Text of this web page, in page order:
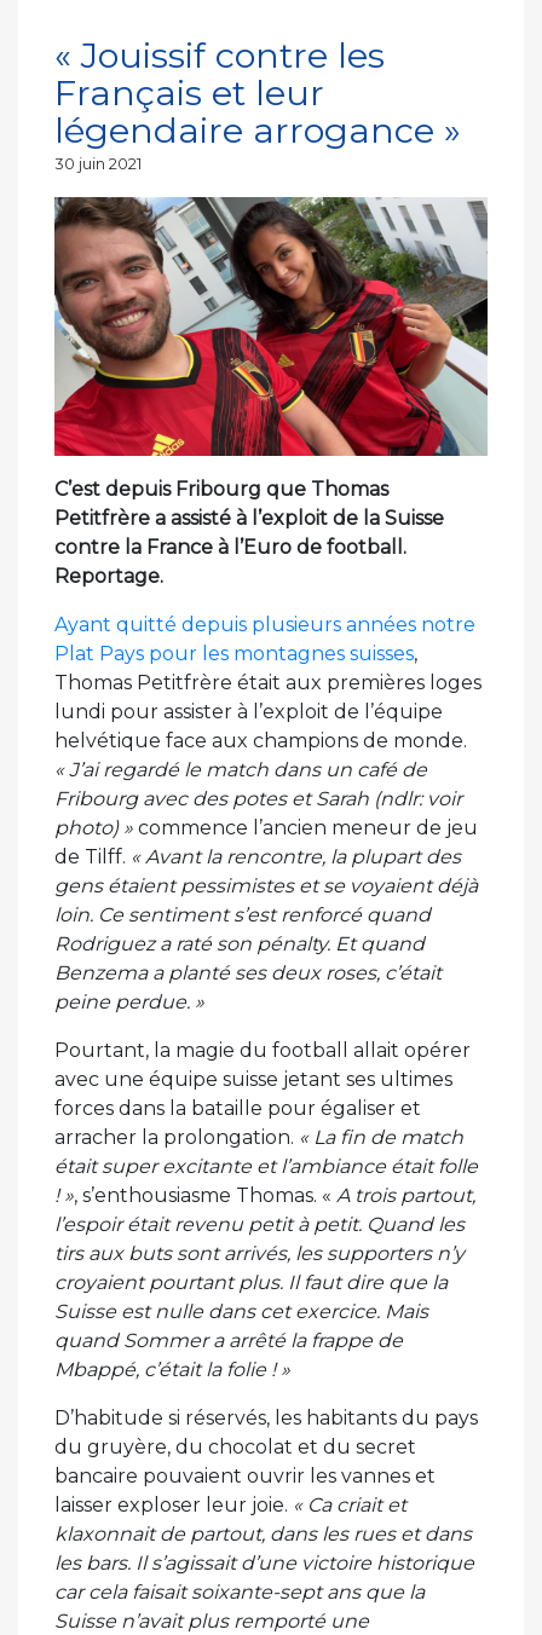
« Jouissif contre les
Français et leur
légendaire arrogance »
Publié
30 juin 2021
C’est depuis Fribourg que Thomas
Petitfrère a assisté à l’exploit de la Suisse
contre la France à l’Euro de football.
Reportage.
Ayant quitté depuis plusieurs années notre
Plat Pays pour les montagnes suisses,
Thomas Petitfrère était aux premières loges
lundi pour assister à l’exploit de l’équipe
helvétique face aux champions de monde.
« J’ai regardé le match dans un café de
Fribourg avec des potes et Sarah (ndlr: voir
photo) » commence l’ancien meneur de jeu
de Tilff. « Avant la rencontre, la plupart des
gens étaient pessimistes et se voyaient déjà
loin. Ce sentiment s’est renforcé quand
Rodriguez a raté son pénalty. Et quand
Benzema a planté ses deux roses, c’était
peine perdue. »
Pourtant, la magie du football allait opérer
avec une équipe suisse jetant ses ultimes
forces dans la bataille pour égaliser et
arracher la prolongation. « La fin de match
était super excitante et l’ambiance était folle
! », s’enthousiasme Thomas. « A trois partout,
l’espoir était revenu petit à petit. Quand les
tirs aux buts sont arrivés, les supporters n’y
croyaient pourtant plus. Il faut dire que la
Suisse est nulle dans cet exercice. Mais
quand Sommer a arrêté la frappe de
Mbappé, c’était la folie ! »
D’habitude si réservés, les habitants du pays
du gruyère, du chocolat et du secret
bancaire pouvaient ouvrir les vannes et
laisser exploser leur joie. « Ca criait et
klaxonnait de partout, dans les rues et dans
les bars. Il s’agissait d’une victoire historique
car cela faisait soixante-sept ans que la
Suisse n’avait plus remporté une